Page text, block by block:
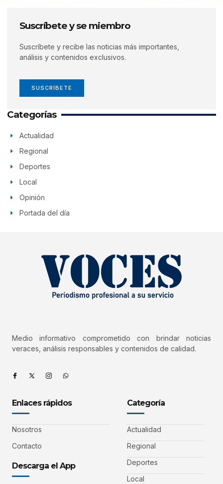
Suscríbete y se miembro
Suscríbete y recibe las noticias más importantes,
análisis y contenidos exclusivos.
SUSCRÍBETE
Categorías
Actualidad
Regional
Deportes
Local
Opinión
Portada del día
Medio informativo comprometido con brindar noticias
veraces, análisis responsables y contenidos de calidad.
Enlaces rápidos
Nosotros
Contacto
Descarga el App
Categoría
Actualidad
Regional
Deportes
Local